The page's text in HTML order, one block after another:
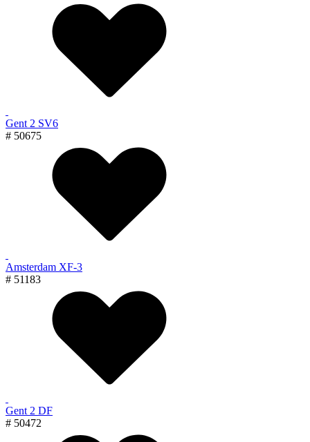
Gent 2 SV6
# 50675
Amsterdam XF-3
# 51183
Gent 2 DF
# 50472